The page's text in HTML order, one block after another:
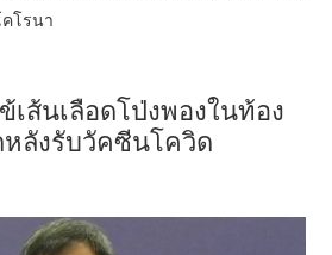
โรนา
เส้นเลือดโป่งพองในท้อง
หลังรับวัคซีนโควิด